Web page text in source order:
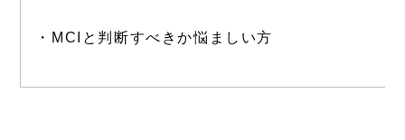
・MCIと判断すべきか悩ましい方